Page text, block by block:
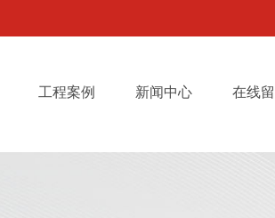
工程案例 新闻中心 在线